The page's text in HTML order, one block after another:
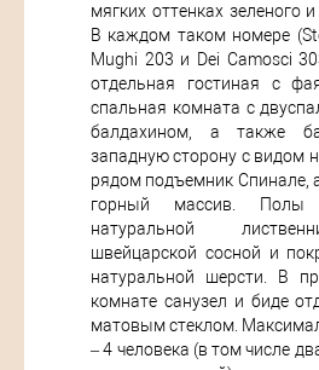
мягких оттенках зеленого
В каждом таком номере
Mughi 203 и Dei Camosci
отдельная гостиная с
спальная комната с
балдахином, а также
западную сторону с видом
рядом подъемник Спинале,
горный массив. Полы
натуральной
швейцарской сосной и
натуральной шерсти. В
комнате санузел и биде
матовым стеклом.
– 4 человека (в том числе